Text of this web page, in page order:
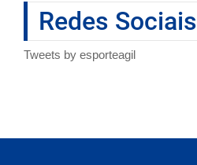
Redes Sociais
Tweets by esporteagil